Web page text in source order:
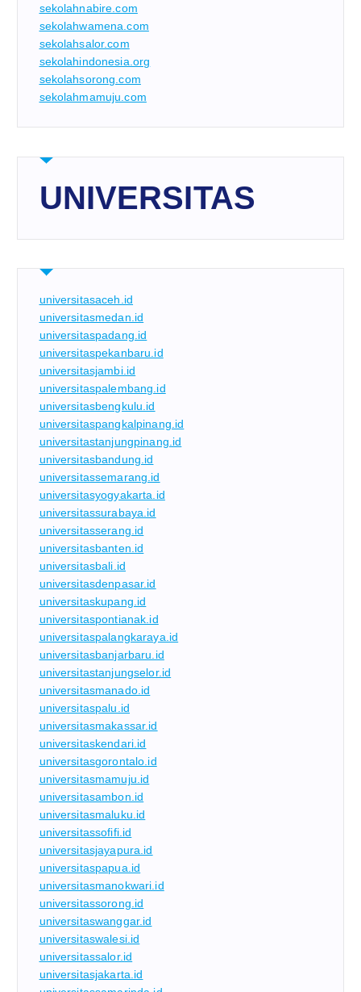
sekolahnabire.com
sekolahwamena.com
sekolahsalor.com
sekolahindonesia.org
sekolahsorong.com
sekolahmamuju.com
UNIVERSITAS
universitasaceh.id
universitasmedan.id
universitaspadang.id
universitaspekanbaru.id
universitasjambi.id
universitaspalembang.id
universitasbengkulu.id
universitaspangkalpinang.id
universitastanjungpinang.id
universitasbandung.id
universitassemarang.id
universitasyogyakarta.id
universitassurabaya.id
universitasserang.id
universitasbanten.id
universitasbali.id
universitasdenpasar.id
universitaskupang.id
universitaspontianak.id
universitaspalangkaraya.id
universitasbanjarbaru.id
universitastanjungselor.id
universitasmanado.id
universitaspalu.id
universitasmakassar.id
universitaskendari.id
universitasgorontalo.id
universitasmamuju.id
universitasambon.id
universitasmaluku.id
universitassofifi.id
universitasjayapura.id
universitaspapua.id
universitasmanokwari.id
universitassorong.id
universitaswanggar.id
universitaswalesi.id
universitassalor.id
universitasjakarta.id